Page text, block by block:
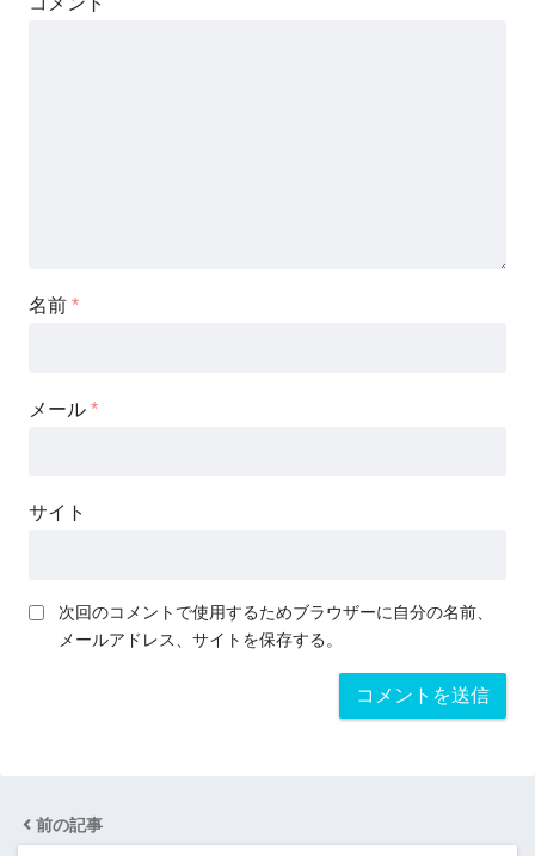
名前 *
メール *
サイト
次回のコメントで使用するためブラウザーに自分の名前、
メールアドレス、サイトを保存する。
前の記事